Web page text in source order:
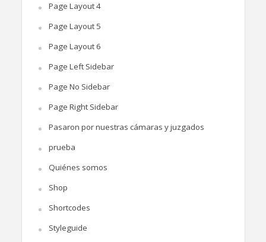
Page Layout 4
Page Layout 5
Page Layout 6
Page Left Sidebar
Page No Sidebar
Page Right Sidebar
Pasaron por nuestras cámaras y juzgados
prueba
Quiénes somos
Shop
Shortcodes
Styleguide